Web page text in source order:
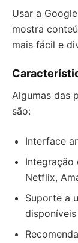
Usar a
mostra
mais fácil e
Algumas das
são:
Interface
Integração
Netflix,
Suporte a